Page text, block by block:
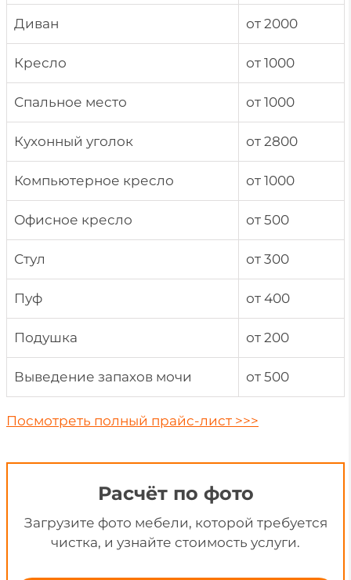
Диван от 2000
Кресло от 1000
Спальное место от 1000
Кухонный уголок от 2800
Компьютерное кресло от 1000
Офисное кресло от 500
Стул от 300
Пуф от 400
Подушка от 200
Выведение запахов мочи от 500
Посмотреть полный прайс-лист >>>
Расчёт по фото
Загрузите фото мебели, которой требуется
чистка, и узнайте стоимость услуги.